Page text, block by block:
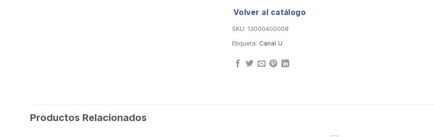
Volver al catálogo
SKU: 13000400008
Etiqueta: Canal U
Productos Relacionados